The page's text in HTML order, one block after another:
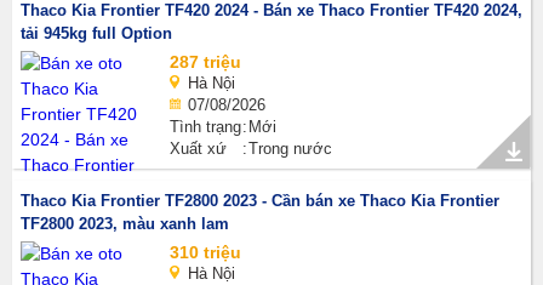
Thaco Kia Frontier TF420 2024 - Bán xe Thaco Frontier TF420 2024,
tải 945kg full Option
287 triệu
Hà Nội
07/08/2026
Tình trạng Mới
Xuất xứ
Trong nước
Thaco Kia Frontier TF2800 2023 - Cần bán xe Thaco Kia Frontier
TF2800 2023, màu xanh lam
310 triệu
Hà Nội